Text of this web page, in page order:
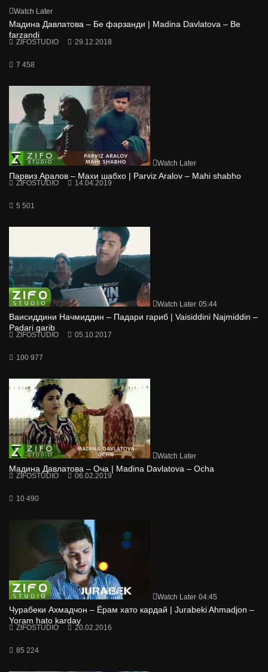
Watch Later
Мадина Давлатова – Бе фарзанди | Madina Davlatova – Be
farzandi
ZIFOSTUDIO 29.12.2018
7 458
Watch Later
Парвиз Аралов – Махи шабхо | Parviz Aralov – Mahi shabho
ZIFOSTUDIO 14.04.2019
5 501
Watch Later 05:44
Ваисиддини Начмиддин – Падари гариб | Vaisiddini Najmiddin –
Padari garib
ZIFOSTUDIO 05.10.2017
100 977
Watch Later
Мадина Давлатова – Оча | Madina Davlatova – Ocha
ZIFOSTUDIO 06.02.2019
10 490
Watch Later 04:45
Чурабеки Ахмадчон – Ёрам хато кардай | Jurabeki Ahmadjon –
Yoram hato karday
ZIFOSTUDIO 20.02.2016
85 224